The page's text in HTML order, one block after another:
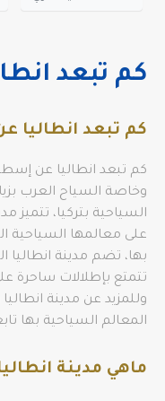
كم تبعد
كم تبعد انطاليا
كم تبعد انطاليا عن
وخاصة السياح العرب
السياحية بتركيا، تتميز
على معالمها السياحية
بها، تضم مدينة انطاليا
تتمتع بإطلالات ساحرة
وللمزيد عن مدينة
المعالم السياحية بها
ماهي مدينة